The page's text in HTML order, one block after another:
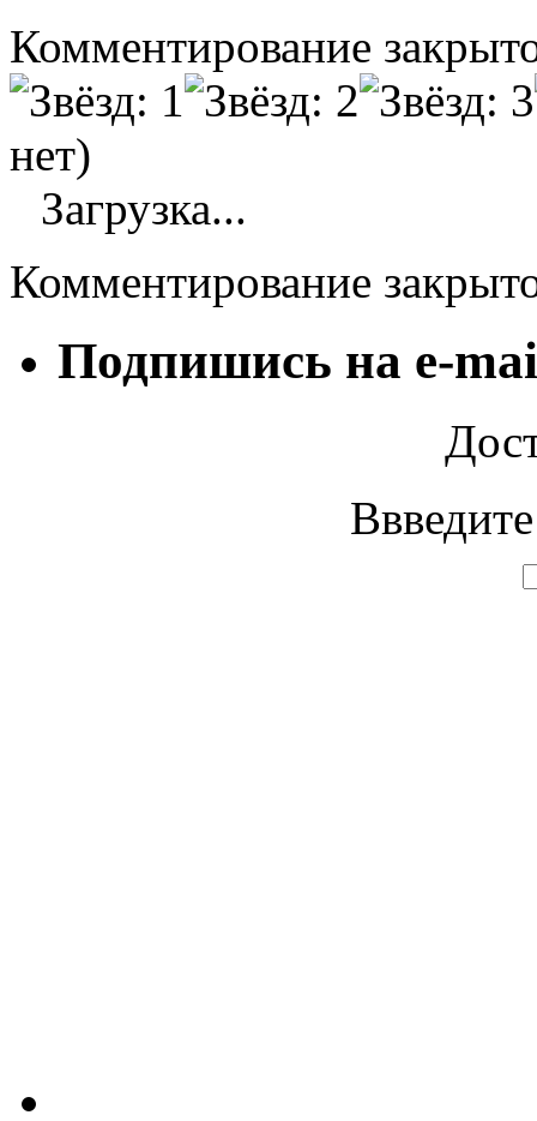
Комментирование
нет)
Загрузка...
Комментирование
Подпишись на e-